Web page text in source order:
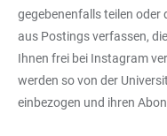
gegebenenfalls teilen oder
aus Postings verfassen,
Ihnen frei bei Instagram
werden so von der
einbezogen und ihren